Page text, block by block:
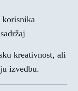
korisnika
kreativnost, ali
izvedbu.